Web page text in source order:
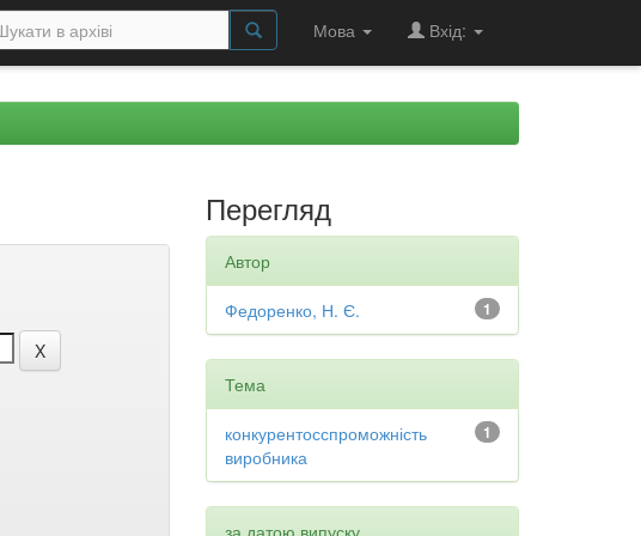
Мова Вхід:
Перегляд
Автор
1
Федоренко, Н. Є.
Тема
1
конкурентосспроможність
виробника
за датою випуску